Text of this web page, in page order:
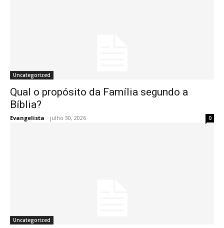
Uncategorized
Qual o propósito da Família segundo a
Bíblia?
Evangelista - julho 30, 2026 0
Uncategorized